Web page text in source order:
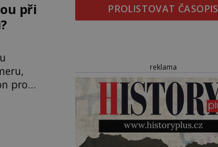
při
pro
PROLISTOVAT ČASOPIS
reklama